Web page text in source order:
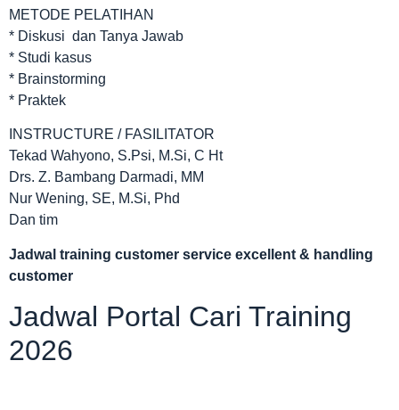
METODE PELATIHAN
* Diskusi dan Tanya Jawab
* Studi kasus
* Brainstorming
* Praktek
INSTRUCTURE / FASILITATOR
Tekad Wahyono, S.Psi, M.Si, C Ht
Drs. Z. Bambang Darmadi, MM
Nur Wening, SE, M.Si, Phd
Dan tim
Jadwal training customer service excellent & handling
customer
Jadwal Portal Cari Training
2026